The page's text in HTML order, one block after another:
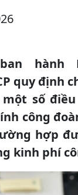
hành
quy định
số điều
công
hợp
kinh phí